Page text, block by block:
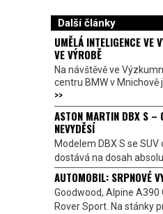
Další články
UMĚLÁ INTELIGENCE VE
VE VÝROBĚ
Na návštěvě ve
centru BMW v Mnichově
>>
ASTON MARTIN DBX S –
NEVYDĚSÍ
Modelem DBX S se
dostává na dosah
AUTOMOBIL: SRPNOVÉ
Goodwood, Alpine A390
Rover Sport. Na stánky